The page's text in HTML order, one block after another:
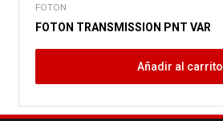
FOTON
FOTON TRANSMISSION PNT VAR
Añadir al carrito